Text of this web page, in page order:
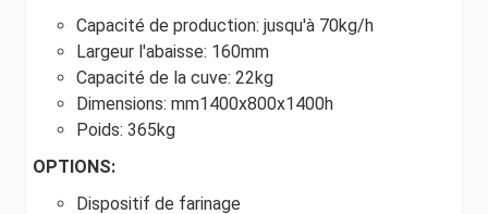
Capacité de production: jusqu'à 70kg/h
Largeur l'abaisse: 160mm
Capacité de la cuve: 22kg
Dimensions: mm1400x800x1400h
Poids: 365kg
OPTIONS:
Dispositif de farinage